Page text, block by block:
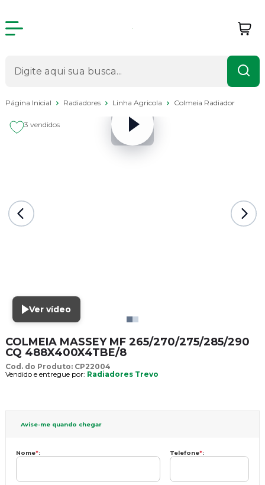
Página Inicial Radiadores Linha Agricola Colmeia Radiador
3 vendidos
Ver vídeo
COLMEIA MASSEY MF 265/270/275/285/290
CQ 488X400X4TBE/8
Cod. do Produto: CP22004
Vendido e entregue por: Radiadores Trevo
Avise-me quando chegar
Nome*: Telefone*: